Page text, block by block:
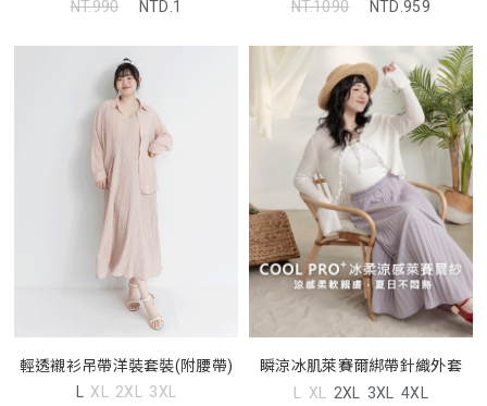
NT.990
NTD.1
NT.1090
NTD.959
輕透襯衫吊帶洋裝套裝(附腰帶)
L XL 2XL 3XL
瞬涼冰肌萊賽爾綁帶針織外套
L XL 2XL 3XL 4XL